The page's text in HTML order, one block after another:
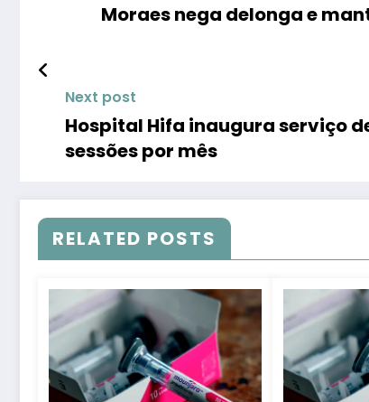
Moraes nega delonga e
Next post
Hospital Hifa inaugura serviço
sessões por mês
RELATED POSTS